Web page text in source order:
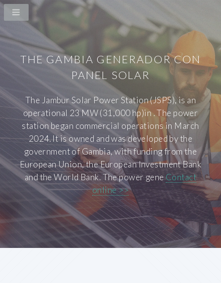
THE GAMBIA GENERADOR CON
PANEL SOLAR
The Jambur Solar Power Station (JSPS), is an
operational 23 MW (31,000 hp)in . The power
station began commercial operations in March
2024. It is owned and was developed by the
government of Gambia, with funding from the
European Union, the European Investment Bank
and the World Bank. The power geneContact
online >>